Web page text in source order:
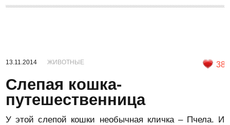
13.11.2014 ЖИВОТНЫЕ 38
Слепая кошка-
путешественница
У этой слепой кошки необычная кличка – Пчела. И